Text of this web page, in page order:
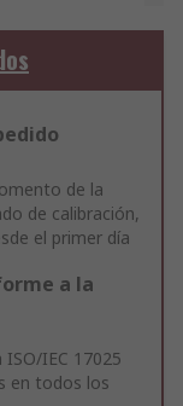
de la
de calibración,
el primer día
a la
IEC 17025
en todos los